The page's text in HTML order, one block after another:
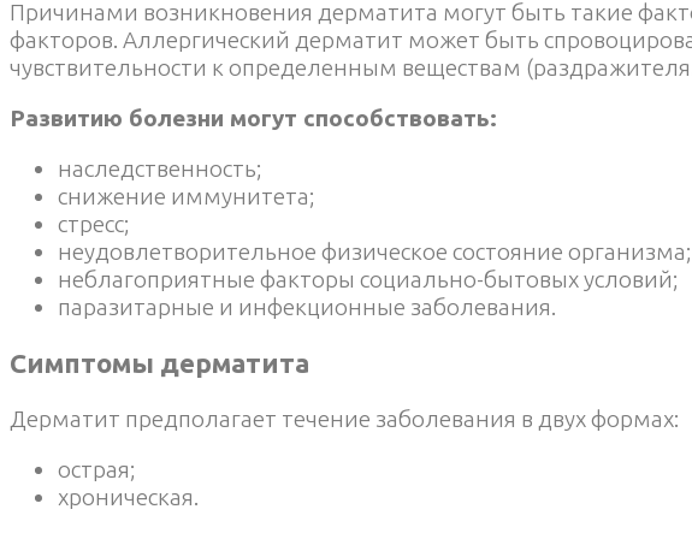
Причинами возникновения дерматита могут быть такие
факторов. Аллергический дерматит может быть
чувствительности к определенным веществам
Развитию болезни могут способствовать:
наследственность;
снижение иммунитета;
стресс;
неудовлетворительное физическое состояние организма;
неблагоприятные факторы социально-бытовых условий;
паразитарные и инфекционные заболевания.
Симптомы дерматита
Дерматит предполагает течение заболевания в двух формах:
острая;
хроническая.